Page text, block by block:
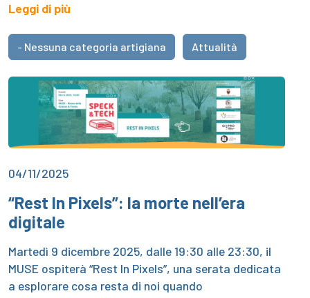
Leggi di più
- Nessuna categoria artigiana Attualità
04/11/2025
“Rest In Pixels”: la morte nell’era
digitale
Martedì 9 dicembre 2025, dalle 19:30 alle 23:30, il
MUSE ospiterà “Rest In Pixels”, una serata dedicata
a esplorare cosa resta di noi quando